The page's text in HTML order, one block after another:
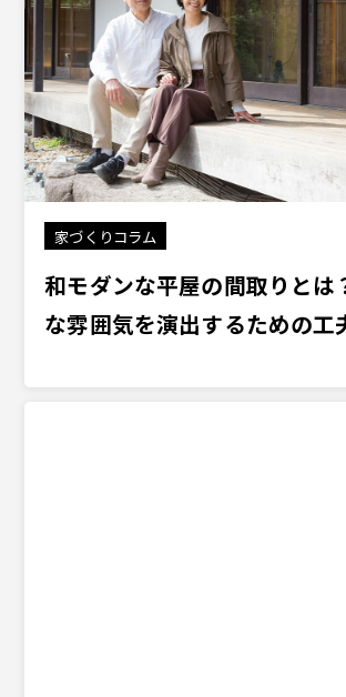
家づくりコラム
和モダンな平屋の間取りとは
な雰囲気を演出するための工